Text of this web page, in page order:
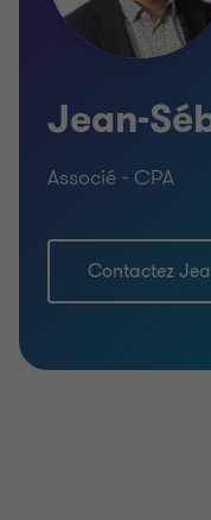
Jean-
Associé - CPA
Contactez